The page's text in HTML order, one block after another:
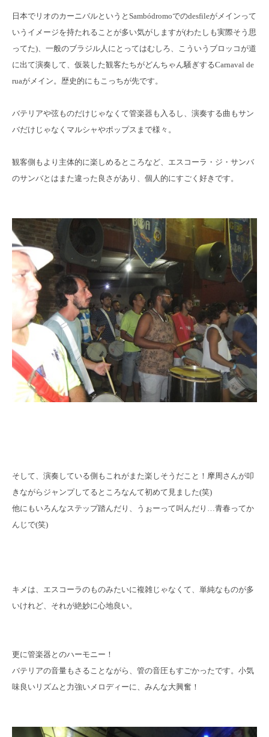
日本でリオのカーニバルというとSambódromoでのdesfileがメインって
いうイメージを持たれることが多い気がしますが(わたしも実際そう思
ってた)、一般のブラジル人にとってはむしろ、こういうブロッコが道
に出て演奏して、仮装した観客たちがどんちゃん騒ぎするCarnaval de
ruaがメイン。歴史的にもこっちが先です。
バテリアや弦ものだけじゃなくて管楽器も入るし、演奏する曲もサン
バだけじゃなくマルシャやポップスまで様々。
観客側もより主体的に楽しめるところなど、エスコーラ・ジ・サンバ
のサンバとはまた違った良さがあり、個人的にすごく好きです。
そして、演奏している側もこれがまた楽しそうだこと！摩周さんが叩
きながらジャンプしてるところなんて初めて見ました(笑)
他にもいろんなステップ踏んだり、うぉーって叫んだり…青春ってか
んじで(笑)
キメは、エスコーラのものみたいに複雑じゃなくて、単純なものが多
いけれど、それが絶妙に心地良い。
更に管楽器とのハーモニー！
バテリアの音量もさることながら、管の音圧もすごかったです。小気
味良いリズムと力強いメロディーに、みんな大興奮！